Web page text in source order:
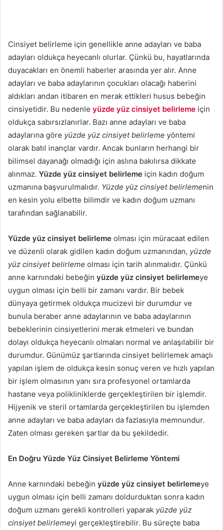
Cinsiyet belirleme için genellikle anne adayları ve baba
adayları oldukça heyecanlı olurlar. Çünkü bu, hayatlarında
duyacakları en önemli haberler arasında yer alır. Anne
adayları ve baba adaylarının çocukları olacağı haberini
aldıkları andan itibaren en merak ettikleri husus bebeğin
cinsiyetidir. Bu nedenle yüzde yüz cinsiyet belirleme için
oldukça sabırsızlanırlar. Bazı anne adayları ve baba
adaylarına göre yüzde yüz cinsiyet belirleme yöntemi
olarak batıl inançlar vardır. Ancak bunların herhangi bir
bilimsel dayanağı olmadığı için aslına bakılırsa dikkate
alınmaz. Yüzde yüz cinsiyet belirleme için kadın doğum
uzmanına başvurulmalıdır. Yüzde yüz cinsiyet belirlemenin
en kesin yolu elbette bilimdir ve kadın doğum uzmanı
tarafından sağlanabilir.
Yüzde yüz cinsiyet belirleme olması için müracaat edilen
ve düzenli olarak gidilen kadın doğum uzmanından, yüzde
yüz cinsiyet belirleme olması için tarih alınmalıdır. Çünkü
anne karnındaki bebeğin yüzde yüz cinsiyet belirlemeye
uygun olması için belli bir zamanı vardır. Bir bebek
dünyaya getirmek oldukça mucizevi bir durumdur ve
bunula beraber anne adaylarının ve baba adaylarının
bebeklerinin cinsiyetlerini merak etmeleri ve bundan
dolayı oldukça heyecanlı olmaları normal ve anlaşılabilir bir
durumdur. Günümüz şartlarında cinsiyet belirlemek amaçlı
yapılan işlem de oldukça kesin sonuç veren ve hızlı yapılan
bir işlem olmasının yanı sıra profesyonel ortamlarda
hastane veya polikliniklerde gerçekleştirilen bir işlemdir.
Hijyenik ve steril ortamlarda gerçekleştirilen bu işlemden
anne adayları ve baba adayları da fazlasıyla memnundur.
Zaten olması gereken şartlar da bu şekildedir.
En Doğru Yüzde Yüz Cinsiyet Belirleme Yöntemi
Anne karnındaki bebeğin yüzde yüz cinsiyet belirlemeye
uygun olması için belli zamanı doldurduktan sonra kadın
doğum uzmanı gerekli kontrolleri yaparak yüzde yüz
cinsiyet belirlemeyi gerçekleştirebilir. Bu süreçte baba